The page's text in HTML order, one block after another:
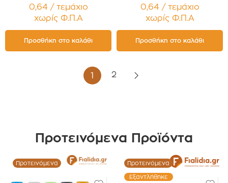
για Χάπια , Βιταμίνες
Συμπληρώματα
Διατροφής
Συσκευασία 12
τεμαχίων
0,64 / τεμάχιο
χωρίς Φ.Π.Α
Προσθήκη στο καλάθι
για Χάπια , Βιταμίνες
Συμπληρώματα
Διατροφής
Συσκευασία 12
τεμαχίων
0,64 / τεμάχιο
χωρίς Φ.Π.Α
Προσθήκη στο καλάθι
1 2
Προτεινόμενα Προϊόντα
Προτεινόμενα Προτεινόμενα
Εξαντλήθηκε